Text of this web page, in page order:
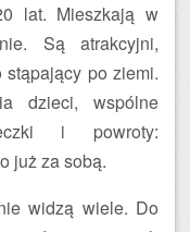
lat. Mieszkają w
Są atrakcyjni,
po ziemi.
dzieci, wspólne
i powroty:
już za sobą.
widzą wiele. Do